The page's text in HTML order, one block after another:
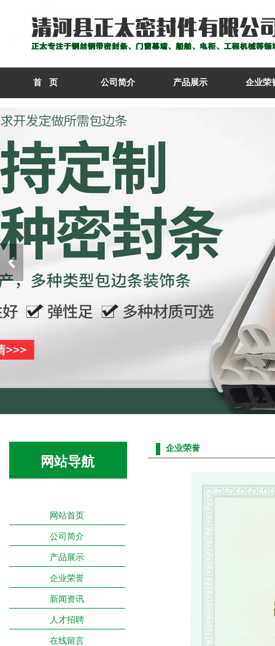
首 页 公司简介 产品展示 企业荣
网站导航
网站首页
公司简介
产品展示
企业荣誉
新闻资讯
人才招聘
在线留言
企业荣誉